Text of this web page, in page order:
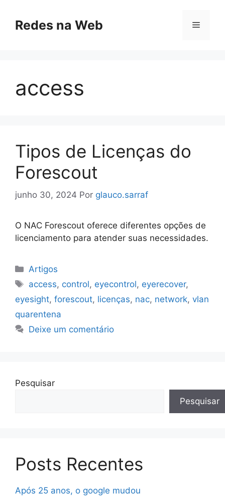
paraRedes na Web Menu
access
Tipos de Licenças do
Forescout
junho 30, 2024 Por glauco.sarraf
O NAC Forescout oferece diferentes opções de
licenciamento para atender suas necessidades.
Categorias
Artigos
Tags
access, control, eyecontrol, eyerecover,
eyesight, forescout, licenças, nac, network, vlan
quarentena
Deixe um comentário
Pesquisar
Pesquisar
Posts Recentes
Após 25 anos, o google mudou